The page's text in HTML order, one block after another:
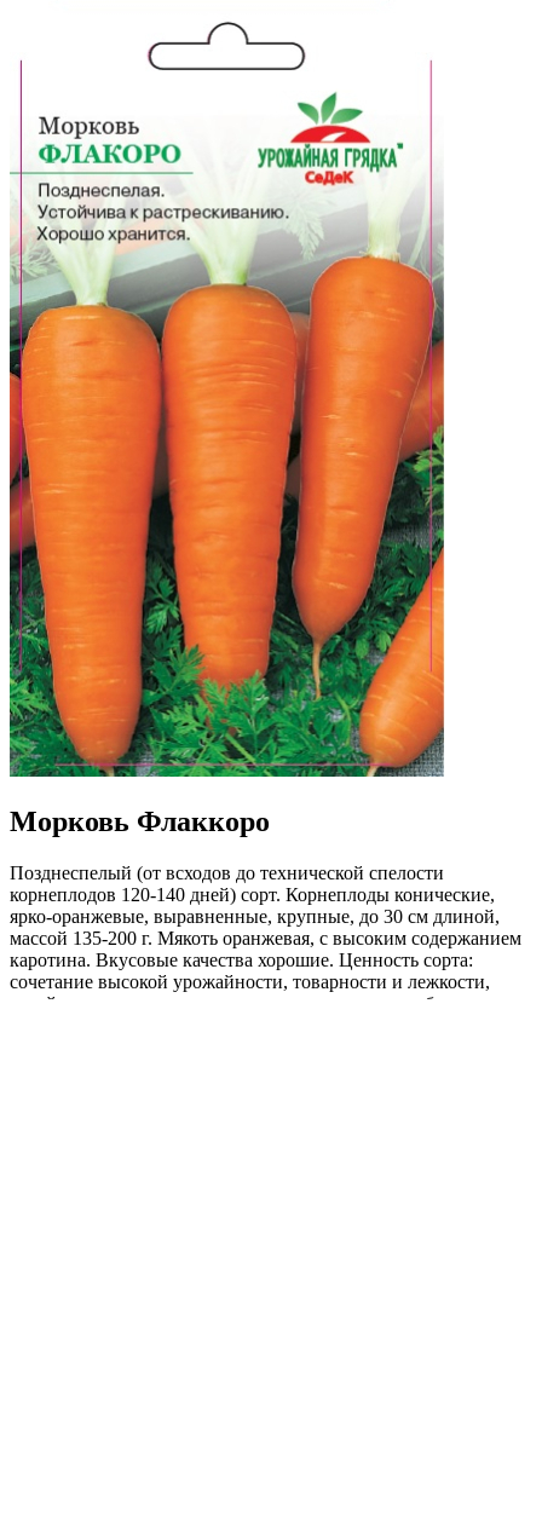
Морковь Флаккоро
Позднеспелый (от всходов до технической спелости
корнеплодов 120-140 дней) сорт. Корнеплоды конические,
ярко-оранжевые, выравненные, крупные, до 30 см длиной,
массой 135-200 г. Мякоть оранжевая, с высоким содержанием
каротина. Вкусовые качества хорошие. Ценность сорта:
сочетание высокой урожайности, товарности и лежкости,
устойчивость к растрескиванию корнеплодов и к болезням,